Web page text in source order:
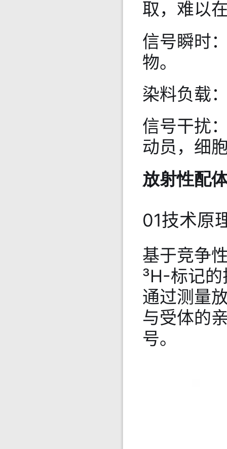
取，难以
信号瞬时
物。
染料负载
信号干扰
动员，细
放射性配
01技术原
基于竞争
³H-标记
通过测量
与受体的
号。